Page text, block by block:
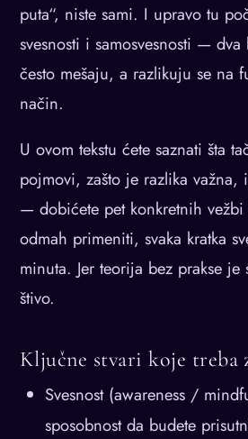
puta“, niste sami. I upravo tu
svesnosti i samosvesnosti — dva
često mešaju, a razlikuju se na
način.
U ovom tekstu ćete saznati šta
pojmovi, zašto je razlika
— dobićete pet konkretnih vežbi
odmah primeniti, svaka kratka
minuta. Jer teorija bez prakse
štivo.
Ključne stvari koje treba
Svesnost (awareness /
sposobnost da budete